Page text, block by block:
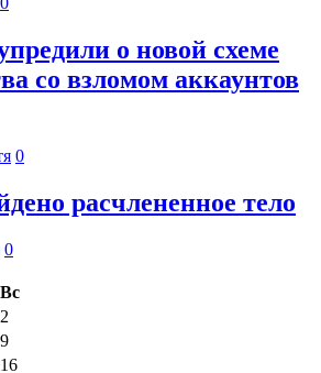
о новой схеме
со взломом аккаунтов
0
расчлененное тело
0
Вс
2
9
16